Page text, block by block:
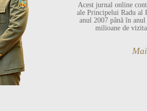
Acest jurnal online
ale Principelui Radu al
anul 2007 până în
milioane de